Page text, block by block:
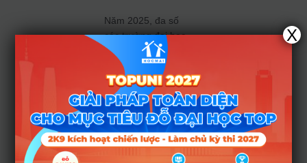
Năm 2025, đa số
các trường đại học
không cộng điểm
trực tiếp cho thí
sinh có chứng chỉ
ngoại ngữ quốc tế.
Thay vào đó, các
chứng chỉ này được
quy đổi thành điểm
môn tiếng Anh trong
X